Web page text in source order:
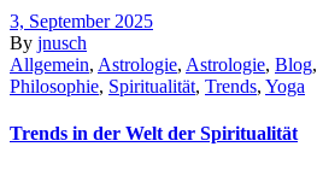
3, September 2025
By jnusch
Allgemein, Astrologie, Astrologie, Blog,
Philosophie, Spiritualität, Trends, Yoga
Trends in der Welt der Spiritualität